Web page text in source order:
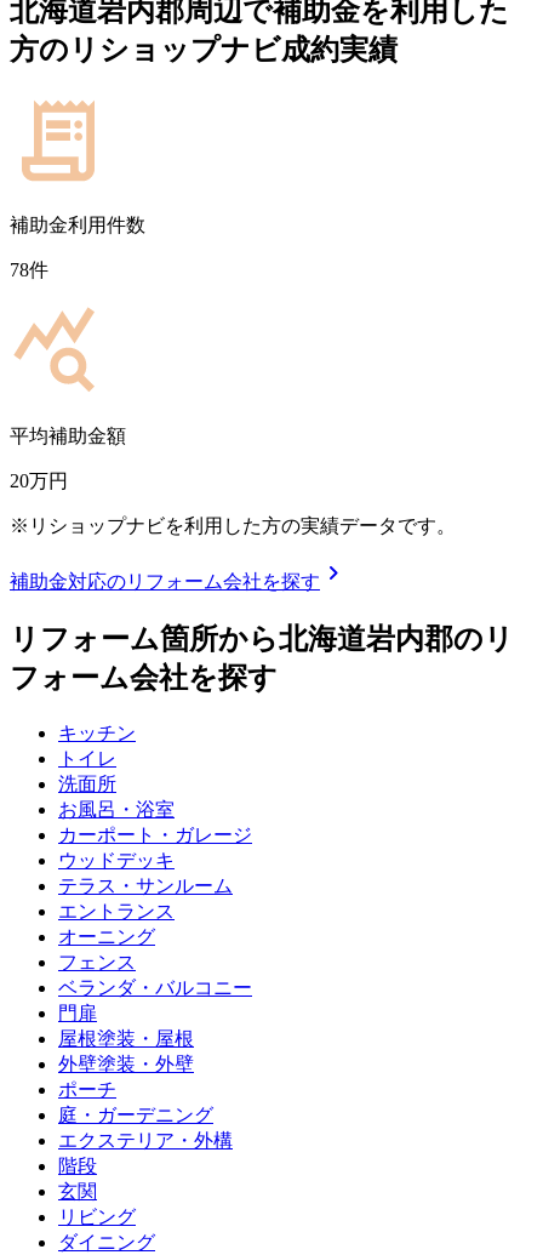
北海道岩内郡周辺で補助金を利用した
方のリショップナビ成約実績
補助金利用件数
78件
平均補助金額
20万円
※リショップナビを利用した方の実績データです。
補助金対応のリフォーム会社を探す chevron_right
リフォーム箇所から北海道岩内郡のリ
フォーム会社を探す
キッチン
トイレ
洗面所
お風呂・浴室
カーポート・ガレージ
ウッドデッキ
テラス・サンルーム
エントランス
オーニング
フェンス
ベランダ・バルコニー
門扉
屋根塗装・屋根
外壁塗装・外壁
ポーチ
庭・ガーデニング
エクステリア・外構
階段
玄関
リビング
ダイニング